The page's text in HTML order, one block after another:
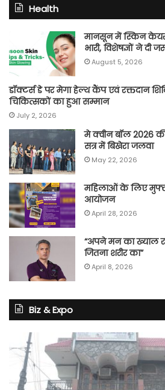
Health
मानसून में स्किन
भारी, विशेषज्ञों ने दी
August 5, 2026
डॉक्टर्स डे पर मेगा हेल्थ कैंप एवं रक्तदान
चिकित्सकों का हुआ सम्मान
July 2, 2026
मे क्वीन बॉल 2026 की
सत्र में बिखेरा जलवा
May 22, 2026
महिलाओं के लिए मुफ्त
आयोजन
April 28, 2026
“अपने मन का ख्याल
जितना शरीर का”
April 8, 2026
Biz & Expo